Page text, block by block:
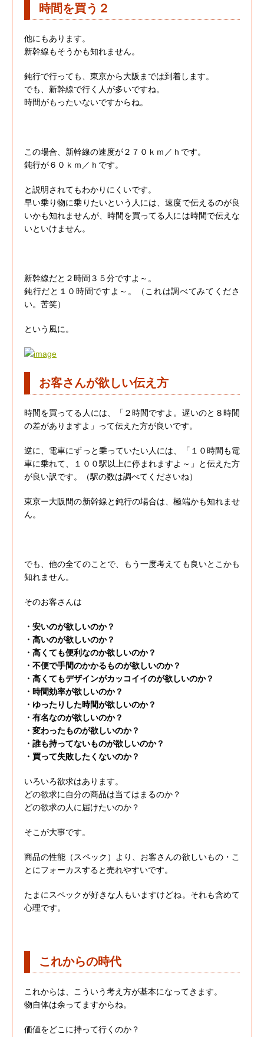
時間を買う２
他にもあります。
新幹線もそうかも知れません。
鈍行で行っても、東京から大阪までは到着します。
でも、新幹線で行く人が多いですね。
時間がもったいないですからね。
この場合、新幹線の速度が２７０ｋｍ／ｈです。
鈍行が６０ｋｍ／ｈです。
と説明されてもわかりにくいです。
早い乗り物に乗りたいという人には、速度で伝えるのが良
いかも知れませんが、時間を買ってる人には時間で伝えな
いといけません。
新幹線だと２時間３５分ですよ～。
鈍行だと１０時間ですよ～。（これは調べてみてくださ
い。苦笑）
という風に。
お客さんが欲しい伝え方
時間を買ってる人には、「２時間ですよ。遅いのと８時間
の差がありますよ」って伝えた方が良いです。
逆に、電車にずっと乗っていたい人には、「１０時間も電
車に乗れて、１００駅以上に停まれますよ～」と伝えた方
が良い訳です。（駅の数は調べてくださいね）
東京ー大阪間の新幹線と鈍行の場合は、極端かも知れませ
ん。
でも、他の全てのことで、もう一度考えても良いとこかも
知れません。
そのお客さんは
・安いのが欲しいのか？
・高いのが欲しいのか？
・高くても便利なのか欲しいのか？
・不便で手間のかかるものが欲しいのか？
・高くてもデザインがカッコイイのが欲しいのか？
・時間効率が欲しいのか？
・ゆったりした時間が欲しいのか？
・有名なのが欲しいのか？
・変わったものが欲しいのか？
・誰も持ってないものが欲しいのか？
・買って失敗したくないのか？
いろいろ欲求はあります。
どの欲求に自分の商品は当てはまるのか？
どの欲求の人に届けたいのか？
そこが大事です。
商品の性能（スペック）より、お客さんの欲しいもの・こ
とにフォーカスすると売れやすいです。
たまにスペックが好きな人もいますけどね。それも含めて
心理です。
これからの時代
これからは、こういう考え方が基本になってきます。
物自体は余ってますからね。
価値をどこに持って行くのか？